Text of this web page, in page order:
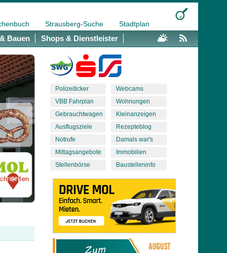
Strausberg-Suche Stadtplan
Bauen Shops & Dienstleister
Polizeiticker
VBB Fahrplan
Gebrauchtwagen
Ausflugsziele
Notrufe
Mittagsangebote
Stellenbörse
Webcams
Wohnungen
Kleinanzeigen
Rezepteblog
Damals war's
Immobilien
Baustelleninfo